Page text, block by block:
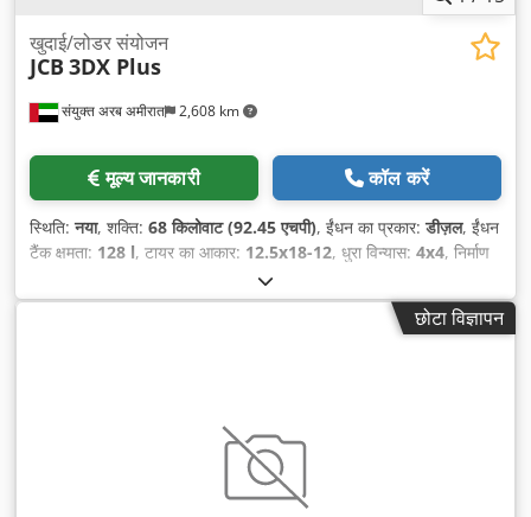
संयुक्त अरब अमीरात 2,608 km
खुदाई/लोडर संयोजन
JCB 3DX Plus
मूल्य जानकारी कॉल करें
स्थिति:नया, शक्ति: 68 किलोवाट (92.45 एचपी), ईंधन का प्रकार:डीज़ल, ईंधन
टैंक क्षमता: 128 l, टायर का आकार: 12.5x18-12, धुरा विन्यास: 4x4, निर्माण
एयर कंडीशनिंग, सभी पहियों की ड्राइव
छोटा विज्ञापन